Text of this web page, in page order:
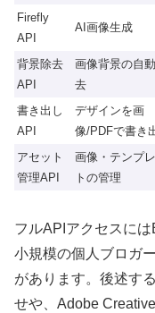
Firefly
API
AI画像生成
背景除去
API
画像背景の自
去
書き出し
API
デザインを画
像/PDFで書き
アセット
管理API
画像・テンプ
トの管理
フルAPIアクセスに
小規模の個人ブロガ
があります。後述す
せや、Adobe